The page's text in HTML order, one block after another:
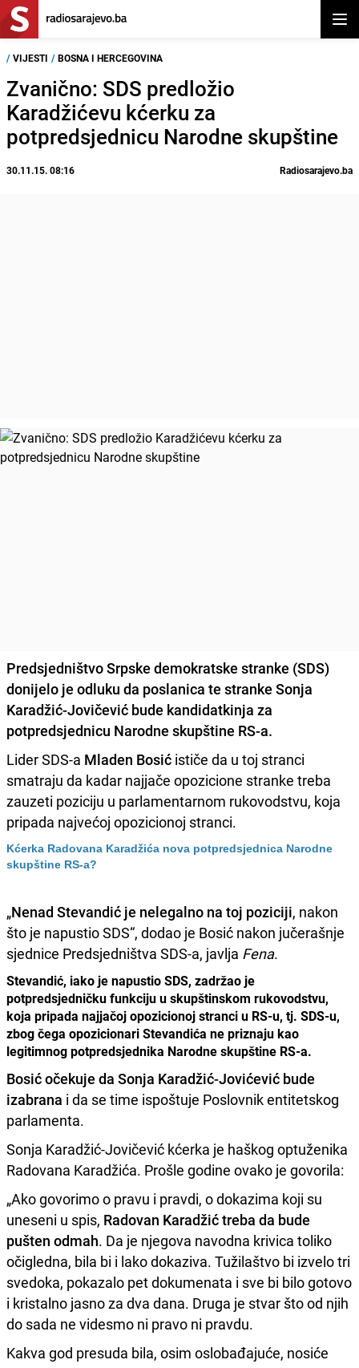
/ VIJESTI / BOSNA I HERCEGOVINA
Zvanično: SDS predložio
Karadžićevu kćerku za
potpredsjednicu Narodne skupštine
30.11.15. 08:16 Radiosarajevo.ba
Predsjedništvo Srpske demokratske stranke (SDS)
donijelo je odluku da poslanica te stranke Sonja
Karadžić-Jovičević bude kandidatkinja za
potpredsjednicu Narodne skupštine RS-a.
Lider SDS-a Mladen Bosić ističe da u toj stranci
smatraju da kadar najjače opozicione stranke treba
zauzeti poziciju u parlamentarnom rukovodstvu, koja
pripada najvećoj opozicionoj stranci.
Kćerka Radovana Karadžića nova potpredsjednica Narodne
skupštine RS-a?
„Nenad Stevandić je nelegalno na toj poziciji, nakon
što je napustio SDS“, dodao je Bosić nakon jučerašnje
sjednice Predsjedništva SDS-a, javlja Fena.
Stevandić, iako je napustio SDS, zadržao je
potpredsjedničku funkciju u skupštinskom rukovodstvu,
koja pripada najjačoj opozicionoj stranci u RS-u, tj. SDS-u,
zbog čega opozicionari Stevandića ne priznaju kao
legitimnog potpredsjednika Narodne skupštine RS-a.
Bosić očekuje da Sonja Karadžić-Jovićević bude
izabrana i da se time ispoštuje Poslovnik entitetskog
parlamenta.
Sonja Karadžić-Jovičević kćerka je haškog optuženika
Radovana Karadžića. Prošle godine ovako je govorila:
„Ako govorimo o pravu i pravdi, o dokazima koji su
uneseni u spis, Radovan Karadžić treba da bude
pušten odmah. Da je njegova navodna krivica toliko
očigledna, bila bi i lako dokaziva. Tužilaštvo bi izvelo tri
svedoka, pokazalo pet dokumenata i sve bi bilo gotovo
i kristalno jasno za dva dana. Druga je stvar što od njih
do sada ne videsmo ni pravo ni pravdu.
Kakva god presuda bila, osim oslobađajuće, nosiće